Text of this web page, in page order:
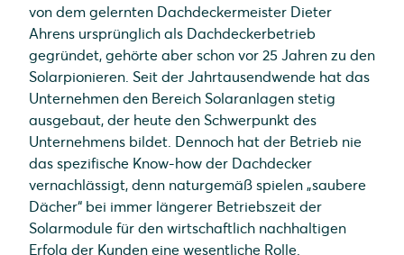
von dem gelernten Dachdeckermeister Dieter
Ahrens ursprünglich als Dachdeckerbetrieb
gegründet, gehörte aber schon vor 25 Jahren zu den
Solarpionieren. Seit der Jahrtausendwende hat das
Unternehmen den Bereich Solaranlagen stetig
ausgebaut, der heute den Schwerpunkt des
Unternehmens bildet. Dennoch hat der Betrieb nie
das spezifische Know-how der Dachdecker
vernachlässigt, denn naturgemäß spielen „saubere
Dächer“ bei immer längerer Betriebszeit der
Solarmodule für den wirtschaftlich nachhaltigen
Erfolg der Kunden eine wesentliche Rolle.